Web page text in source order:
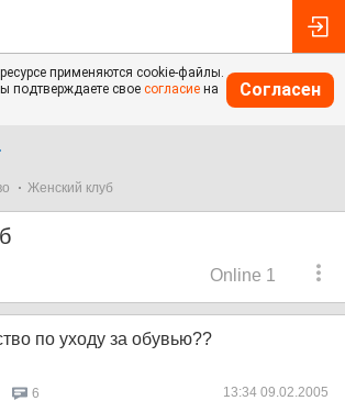
применяются cookie-файлы.
подтверждаете свое согласие на
Согласен
Женский клуб
Online 1
по уходу за обувью??
6 13:34 09.02.2005